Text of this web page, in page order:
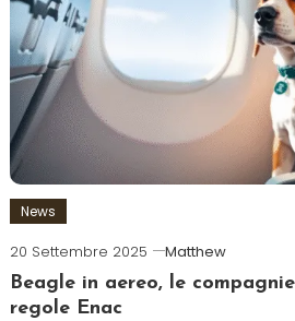
News
20 Settembre 2025
Matthew
Beagle in aereo, le
regole Enac